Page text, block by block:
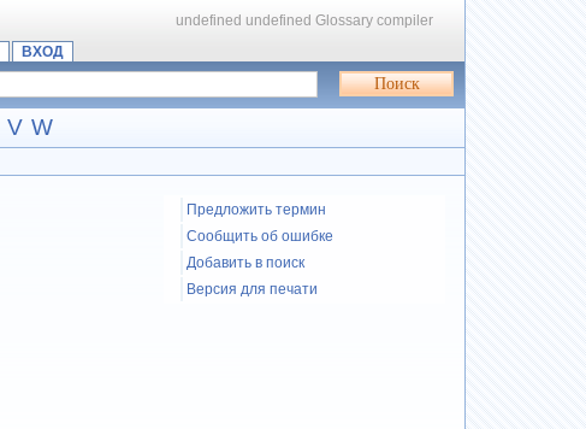
undefined undefined Glossary compiler
ВХОД
V W
Предложить термин
Сообщить об ошибке
Добавить в поиск
Версия для печати